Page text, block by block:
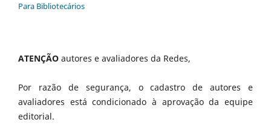
Para Bibliotecários
ATENÇÃO autores e avaliadores da Redes,
Por razão de segurança, o cadastro de autores e
avaliadores está condicionado à aprovação da equipe
editorial.